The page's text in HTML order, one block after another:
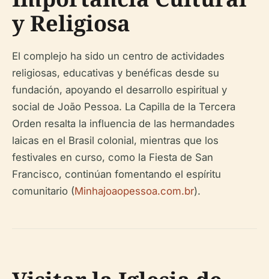
y Religiosa
El complejo ha sido un centro de actividades
religiosas, educativas y benéficas desde su
fundación, apoyando el desarrollo espiritual y
social de João Pessoa. La Capilla de la Tercera
Orden resalta la influencia de las hermandades
laicas en el Brasil colonial, mientras que los
festivales en curso, como la Fiesta de San
Francisco, continúan fomentando el espíritu
comunitario (Minhajoaopessoa.com.br).